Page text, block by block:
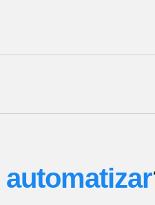
automatizar